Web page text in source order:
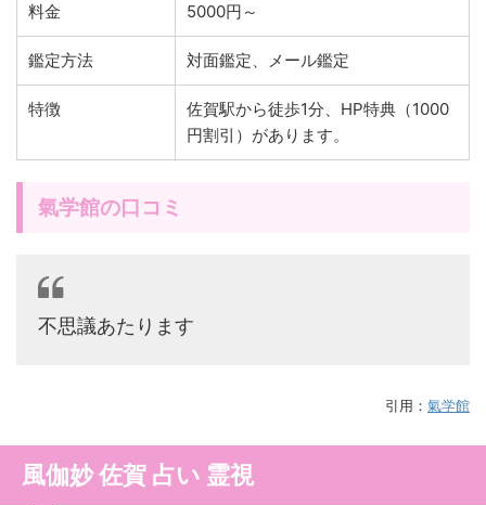
料金 5000円～
鑑定方法 対面鑑定、メール鑑定
特徴
佐賀駅から徒歩1分、HP特典（1000
円割引）があります。
氣学館の口コミ
不思議あたります
引用： 氣学館
風伽妙 佐賀 占い 霊視